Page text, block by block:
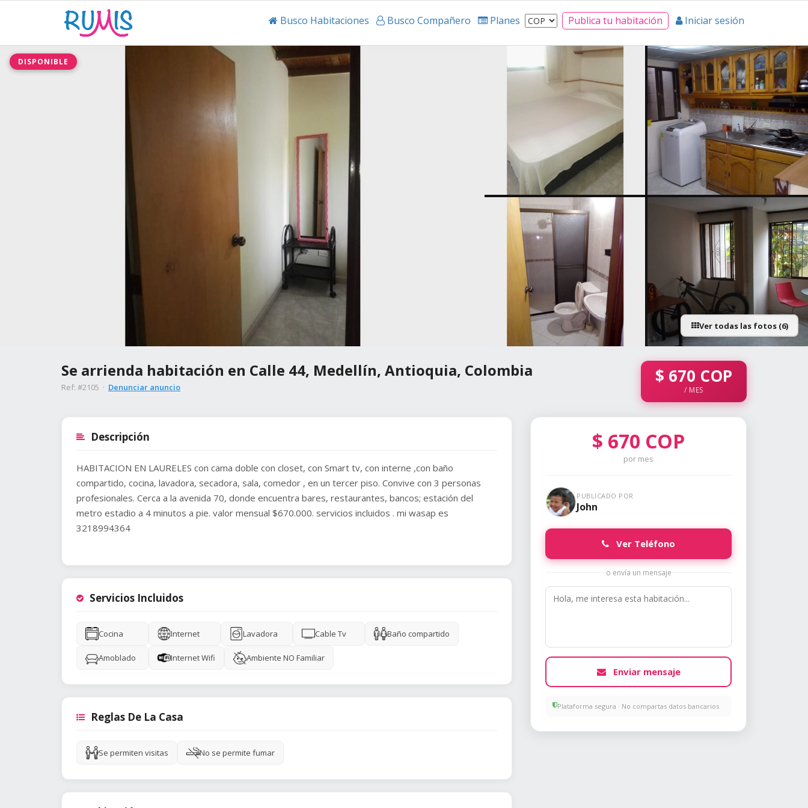
Busco Habitaciones Busco Compañero Planes Publica tu habitación Iniciar sesión
DISPONIBLE
Ver todas las fotos (6)
Se arrienda habitación en Calle 44, Medellín, Antioquia, Colombia
Ref: #2105 · Denunciar anuncio
$ 670 COP
/ MES
Descripción
HABITACION EN LAURELES con cama doble con closet, con Smart tv, con interne ,con baño
compartido, cocina, lavadora, secadora, sala, comedor , en un tercer piso. Convive con 3 personas
profesionales. Cerca a la avenida 70, donde encuentra bares, restaurantes, bancos; estación del
metro estadio a 4 minutos a pie. valor mensual $670.000. servicios incluidos . mi wasap es
3218994364
Servicios Incluidos
Cocina Internet Lavadora Cable Tv Baño compartido
Amoblado Internet Wifi Ambiente NO Familiar
Reglas De La Casa
Se permiten visitas No se permite fumar
$ 670 COP
por mes
PUBLICADO POR
John
Ver Teléfono
o envía un mensaje
Enviar mensaje
Plataforma segura · No compartas datos bancarios